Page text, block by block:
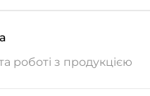
роботі з продукцією